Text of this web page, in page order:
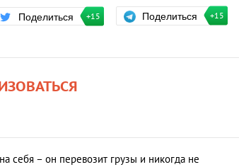
Поделиться +15 Поделиться +15
себя – он перевозит грузы и никогда не